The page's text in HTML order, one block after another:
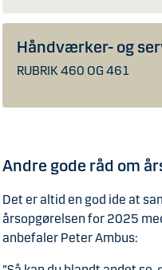
Håndværker- og
RUBRIK 460 OG 461
Andre gode råd om
Det er altid en god ide at
årsopgørelsen for 2025
anbefaler Peter Ambus: